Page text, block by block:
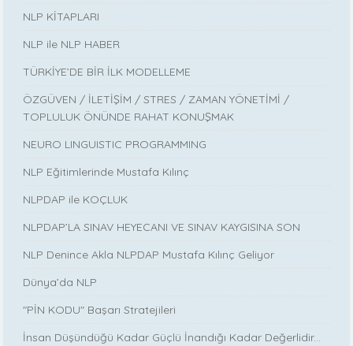
NLP KİTAPLARI
NLP ile NLP HABER
TÜRKİYE’DE BİR İLK MODELLEME
ÖZGÜVEN / İLETİŞİM / STRES / ZAMAN YÖNETİMİ /
TOPLULUK ÖNÜNDE RAHAT KONUŞMAK
NEURO LINGUISTIC PROGRAMMING
NLP Eğitimlerinde Mustafa Kılınç
NLPDAP ile KOÇLUK
NLPDAP’LA SINAV HEYECANI VE SINAV KAYGISINA SON
NLP Denince Akla NLPDAP Mustafa Kılınç Geliyor
Dünya’da NLP
"PİN KODU" Başarı Stratejileri
İnsan Düşündüğü Kadar Güçlü İnandığı Kadar Değerlidir...